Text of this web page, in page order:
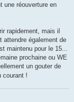
une réouverture en
rapidement, mais il
attendre également de
maintenu pour le 15...
prochaine ou WE
un gouter de
courant !